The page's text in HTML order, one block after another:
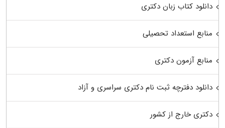
دانلود کتاب زبان دکتری
منابع استعداد تحصیلی
منابع آزمون دکتری
دانلود دفترچه ثبت نام دکتری سراسری و آزاد
دکتری خارج از کشور